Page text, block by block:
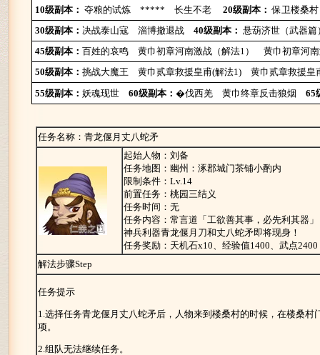
10级副本： 夺粮的试炼 ***** 长生不老 20级副本： 保卫楼桑村
30级副本：决战泰山寇 淄博撤退战 40级副本： 悬葫济世（武器篇
45级副本：百姓的哀鸣 黄巾初章河南激战（解法1）
黄巾初章河
50级副本：挑战大魔王 黄巾贰章救援皇甫(解法1)
黄巾贰章救援皇
55级副本：妖魂现世 60级副本：�伐西羌 黄巾终章反击狼烟 65
任务名称：青龙偃月丈八蛇矛
起始人物：刘备
任务地图：幽州：涿郡城门茶铺小酌内
限制条件：Lv.14
前置任务：桃园三结义
任务时间：无
任务内容：常言道「工欲善其事，必先利其器
神兵利器青龙偃月刀和丈八蛇矛即将现身！
任务奖励：天机石x10、经验值1400、武点2400
解法步骤Step
任务提示
1.选择任务青龙偃月丈八蛇矛后，人物来到楼桑村的时候，在楼桑村
项。
2.组队无法继续任务。